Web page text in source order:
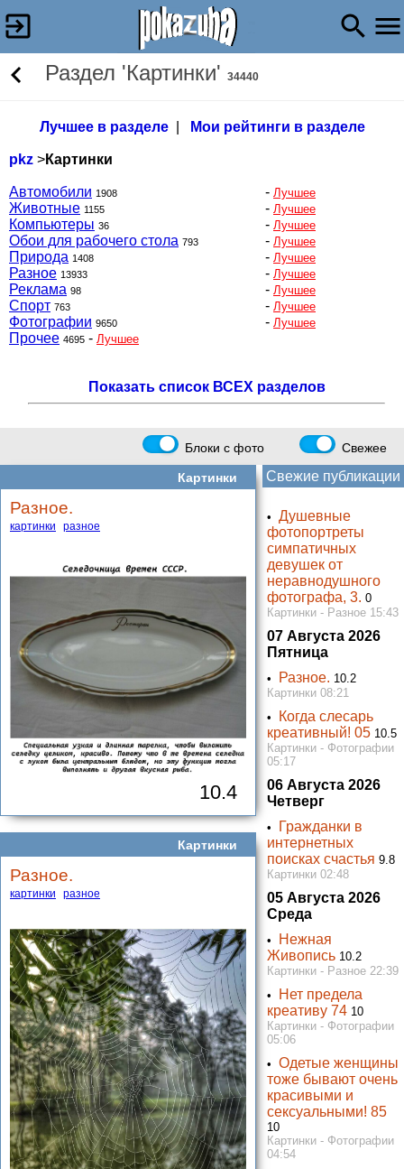
Раздел 'Картинки' 34440
Лучшее в разделе| Мои рейтинги в разделе
pkz >Картинки
Автомобили 1908 - Лучшее
Животные 1155 - Лучшее
Компьютеры 36 - Лучшее
Обои для рабочего стола 793 - Лучшее
Природа 1408 - Лучшее
Разное 13933 - Лучшее
Реклама 98 - Лучшее
Спорт 763 - Лучшее
Фотографии 9650 - Лучшее
Прочее 4695 - Лучшее
Показать список ВСЕХ разделов
Блоки с фото Свежее
Картинки
Разное.
картинки разное
10.4
Картинки
Разное.
картинки разное
Свежие публикации
•Душевные
фотопортреты
симпатичных
девушек от
неравнодушного
фотографа, 3. 0
Картинки - Разное 15:43
07 Августа 2026
Пятница
• Разное. 10.2
Картинки 08:21
•
Когда слесарь
креативный! 05 10.5
Картинки - Фотографии
05:17
06 Августа 2026
Четверг
•
Гражданки в
интернетных
поисках счастья 9.8
Картинки 02:48
05 Августа 2026
Среда
•
Нежная
Живопись 10.2
Картинки - Разное 22:39
•
Нет предела
креативу 74 10
Картинки - Фотографии
05:06
•Одетые женщины
тоже бывают очень
красивыми и
сексуальными! 85
10
Картинки - Фотографии
04:54